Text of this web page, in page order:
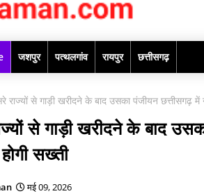
जशपुर पत्थलगांव रायपुर छत्तीसगढ़
राज्यों से गाड़ी खरीदने के बाद उसका पंजीयन छत्तीसगढ़ में
से गाड़ी खरीदने के बाद
सख्ती
मई 09, 2026